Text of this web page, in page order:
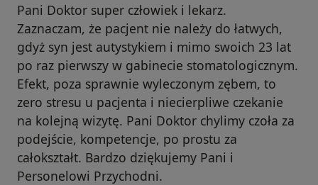
Pani Doktor super człowiek i lekarz.
Zaznaczam, że pacjent nie należy do łatwych,
gdyż syn jest autystykiem i mimo swoich 23 lat
po raz pierwszy w gabinecie stomatologicznym.
Efekt, poza sprawnie wyleczonym zębem, to
zero stresu u pacjenta i niecierpliwe czekanie
na kolejną wizytę. Pani Doktor chylimy czoła za
podejście, kompetencje, po prostu za
całokształt. Bardzo dziękujemy Pani i
Personelowi Przychodni.